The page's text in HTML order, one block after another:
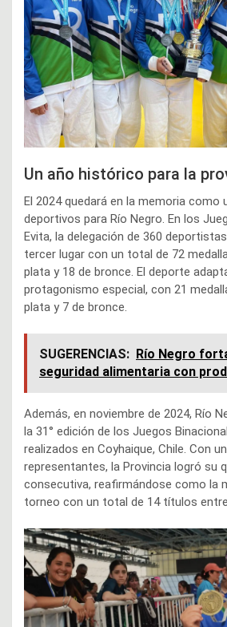
Un año histórico para la
El 2024 quedará en la memoria como
deportivos para Río Negro. En los
Evita, la delegación de 360
tercer lugar con un total de 72
plata y 18 de bronce. El deporte
protagonismo especial, con 21
plata y 7 de bronce.
SUGERENCIAS: Río Negro
seguridad alimentaria con
Además, en noviembre de 2024, Río
la 31° edición de los Juegos
realizados en Coyhaique, Chile. Con
representantes, la Provincia logró su
consecutiva, reafirmándose como la
torneo con un total de 14 títulos